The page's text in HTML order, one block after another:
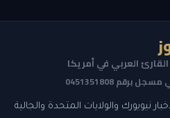
العربي في أمريكا
0451351808
نيويورك والولايات المتحدة والجالية